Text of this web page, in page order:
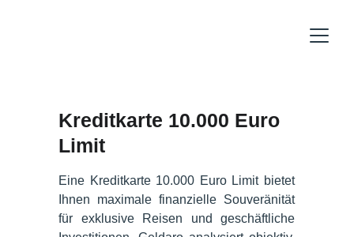
Kreditkarte 10.000 Euro
Limit
Eine Kreditkarte 10.000 Euro Limit bietet
Ihnen maximale finanzielle Souveränität
für exklusive Reisen und geschäftliche